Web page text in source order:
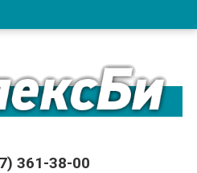
361-38-00